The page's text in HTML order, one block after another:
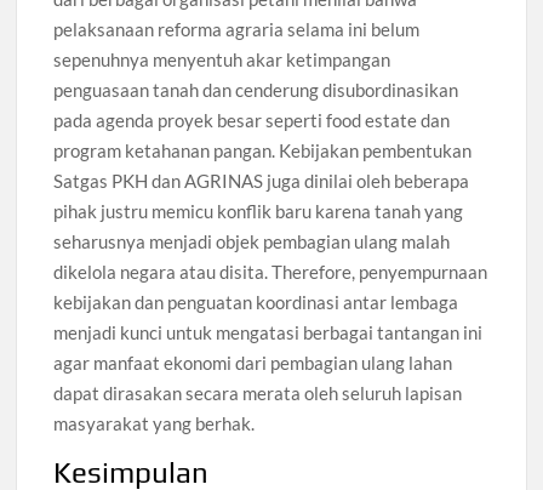
pelaksanaan reforma agraria selama ini belum
sepenuhnya menyentuh akar ketimpangan
penguasaan tanah dan cenderung disubordinasikan
pada agenda proyek besar seperti food estate dan
program ketahanan pangan. Kebijakan pembentukan
Satgas PKH dan AGRINAS juga dinilai oleh beberapa
pihak justru memicu konflik baru karena tanah yang
seharusnya menjadi objek pembagian ulang malah
dikelola negara atau disita. Therefore, penyempurnaan
kebijakan dan penguatan koordinasi antar lembaga
menjadi kunci untuk mengatasi berbagai tantangan ini
agar manfaat ekonomi dari pembagian ulang lahan
dapat dirasakan secara merata oleh seluruh lapisan
masyarakat yang berhak.
Kesimpulan